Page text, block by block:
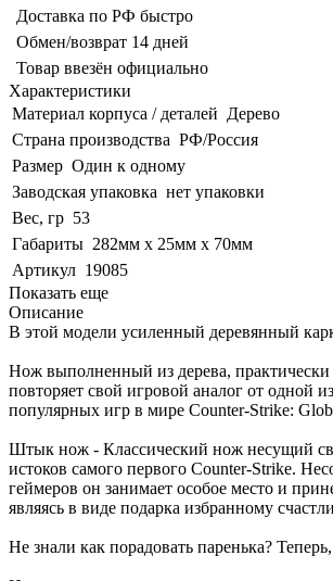
Доставка по РФ быстро
Обмен/возврат 14 дней
Товар ввезён официально
Характеристики
Материал корпуса / деталей Дерево
Страна производства РФ/Россия
Размер Один к одному
Заводская упаковка нет упаковки
Вес, гр 53
Габариты 282мм x 25мм x 70мм
Артикул 19085
Показать еще
Описание
В этой модели усиленный деревянный
Нож выполненный из дерева,
повторяет свой игровой аналог от одной
популярных игр в мире Counter-Strike:
Штык нож - Классический нож несущий
истоков самого первого Сounter-Strike.
геймеров он занимает особое место и
являясь в виде подарка избранному
Не знали как порадовать паренька?